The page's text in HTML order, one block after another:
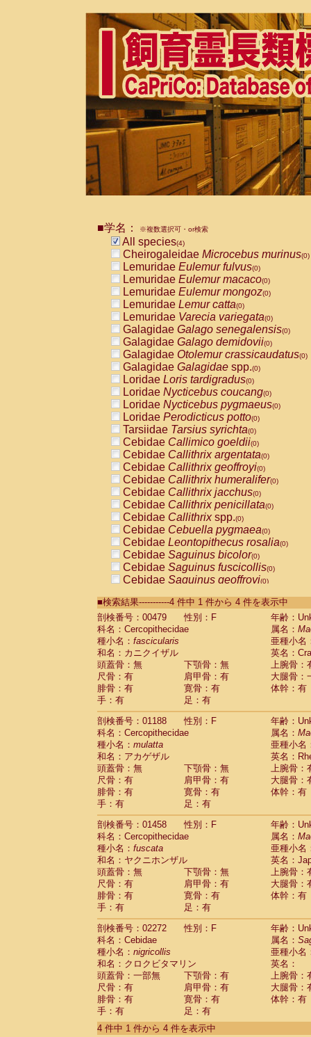
■学名： ※複数選択可・or検索
All species(4)
Cheirogaleidae Microcebus murinus(0)
Lemuridae Eulemur fulvus(0)
Lemuridae Eulemur macaco(0)
Lemuridae Eulemur mongoz(0)
Lemuridae Lemur catta(0)
Lemuridae Varecia variegata(0)
Galagidae Galago senegalensis(0)
Galagidae Galago demidovii(0)
Galagidae Otolemur crassicaudatus(0)
Galagidae Galagidae spp.(0)
Loridae Loris tardigradus(0)
Loridae Nycticebus coucang(0)
Loridae Nycticebus pygmaeus(0)
Loridae Perodicticus potto(0)
Tarsiidae Tarsius syrichta(0)
Cebidae Callimico goeldii(0)
Cebidae Callithrix argentata(0)
Cebidae Callithrix geoffroyi(0)
Cebidae Callithrix humeralifer(0)
Cebidae Callithrix jacchus(0)
Cebidae Callithrix penicillata(0)
Cebidae Callithrixspp.(0)
Cebidae Cebuella pygmaea(0)
Cebidae Leontopithecus rosalia(0)
Cebidae Saguinus bicolor(0)
Cebidae Saguinus fuscicollis(0)
Cebidae Saguinus geoffroyi(0)
CebidaeSaguinus labiatus(0)
Cebidae Saguinus leucopus (0)
CebidaeSaguinus midas
CebidaeSaguinus mystax
CebidaeSaguinus nigricollis (1)
Cebidae Saguinus oedipus
Cebidae Saguinus weddelli
Cebidae Saguinusspp.
Cebidae Aotus trivirgatus
Cebidae Cebus albifrons
CebidaeCebus apella
Cebidae
CebidaeCebus nigrivittatus
Cebidae Cebusspp.(0)
Cebidae Saimiri boliviensis
Cebidae Saimiri sciureus
Atelidae Alouatta caraya
AtelidaeAlouatta fusca
AtelidaeAlouatta seniculus
AtelidaeAlouatta
Atelidae Ateles belzebuth
Atelidae Ateles geoffroyi
Atelidae Ateles paniscus
Atelidae Atelesspp.
Atelidae Lagothrix lagothricha
AtelidaeLagothrix lagothricha cana(0)
Pitheciidae
Cacajao calvus
Pitheciidae
Callicebus cupreus(0)
Pitheciidae Callicebus donacophilus(0)
PitheciidaeCallicebus moloch(0)
Pitheciidae Callicebus torquatus(0)
Pitheciidae Callicebus
Pitheciidae Chiropotes satanas
Pitheciidae Pithecia monachus
PitheciidaePithecia pithecia
■検索結果-----------4 件中 1 件から 4 件を表示中
剖検番号：00479
性別：F
年齢：
科名：Cercopithecidae
属名：
種小名： fascicularis
亜種小名
和名：カニクイザル
英名：
頭蓋骨：無
下顎骨：無
上腕骨：
尺骨：有
肩甲骨：有
大腿骨：
腓骨：有
寛骨：有
体幹：有
手：有
足：有
剖検番号：01188
性別：F
年齢：
科名：Cercopithecidae
属名：
種小名： mulatta
亜種小名
和名：アカゲザル
英名：
頭蓋骨：無
下顎骨：無
上腕骨：
尺骨：有
肩甲骨：有
大腿骨：
腓骨：有
寛骨：有
体幹：有
手：有
足：有
剖検番号：01458
性別：F
年齢：
科名：Cercopithecidae
属名：
種小名： fuscata
亜種小名
和名：ヤクニホンザル
英名：
頭蓋骨：無
下顎骨：無
上腕骨：
尺骨：有
肩甲骨：有
大腿骨：
腓骨：有
寛骨：有
体幹：有
手：有
足：有
剖検番号：02272
性別：F
年齢：
科名：Cebidae
属名：
種小名： nigricollis
亜種小名
和名：クロクビタマリン
英名：
頭蓋骨：一部無
下顎骨：有
上腕骨：
尺骨：有
肩甲骨：有
大腿骨：
腓骨：有
寛骨：有
体幹：有
手：有
足：有
4 件中 1 件から 4 件を表示中